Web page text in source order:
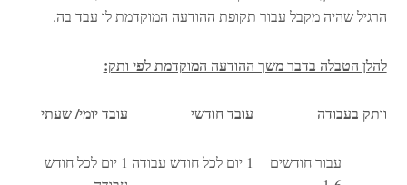
הרגיל שהיה מקבל עבור תקופת ההודעה המוקדמת לו עבד בה.
להלן הטבלה בדבר משך ההודעה המוקדמת לפי ותק:
וותק בעבודה עובד חודשי עובד יומי/ שעתי
עבור חודשים
1 יום לכל חודש עבודה
1 יום לכל חודש